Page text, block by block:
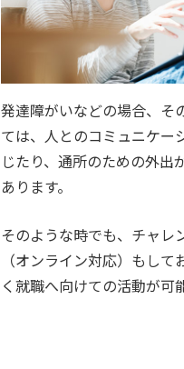
発達障がいなどの場合、そ
ては、人とのコミュニケー
じたり、通所のための外出
あります。
そのような時でも、チャレ
（オンライン対応）もし
く就職へ向けての活動が可